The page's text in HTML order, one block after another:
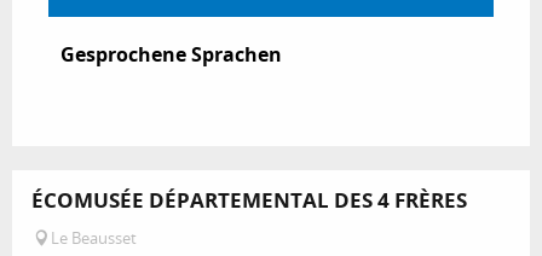
Gesprochene Sprachen
Gesprochene Sprachen
ÉCOMUSÉE DÉPARTEMENTAL DES 4 FRÈRES
Le Beausset